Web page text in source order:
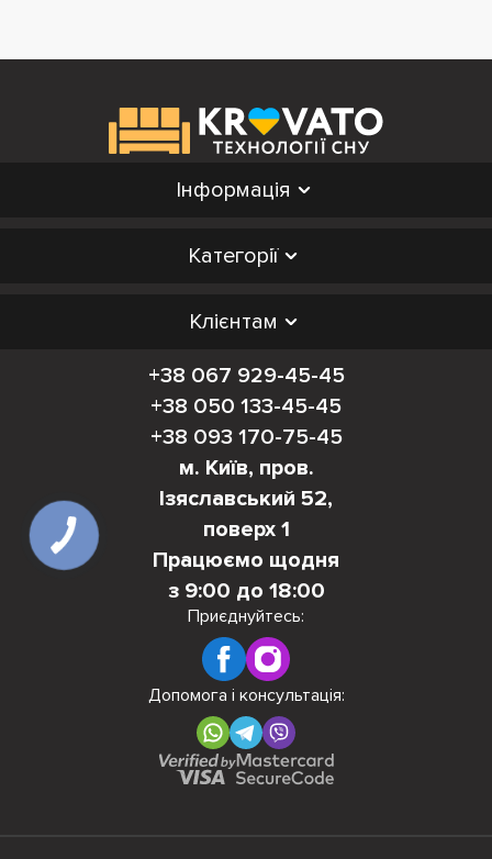
Інформація
Категорії
Клієнтам
+38 067 929-45-45
+38 050 133-45-45
+38 093 170-75-45
м. Київ, пров.
Ізяславський 52,
поверх 1
Працюємо щодня
з 9:00 до 18:00
Приєднуйтесь:
Допомога і консультація: